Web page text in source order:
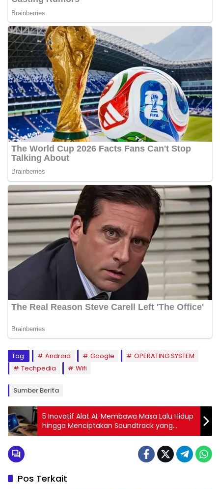
Tag: Android Google
OPERATING SYSTEM
Techpedia
Wifi
Sumber Berita
5 Inovatif Alat AI: Membawa Masa Lalu Hidup
hingga Menciptakan Soundtrack yang
Memukau
Pos Terkait